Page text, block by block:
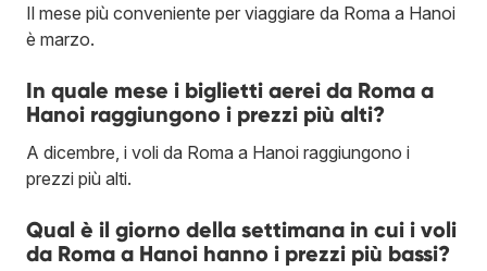
Il mese più conveniente per viaggiare da Roma a Hanoi
è marzo.
In quale mese i biglietti aerei da Roma a
Hanoi raggiungono i prezzi più alti?
A dicembre, i voli da Roma a Hanoi raggiungono i
prezzi più alti.
Qual è il giorno della settimana in cui i voli
da Roma a Hanoi hanno i prezzi più bassi?